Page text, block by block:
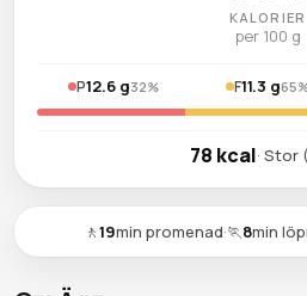
KALORIER
per 100 g
P12.6 g32% F11.3 g
78 kcal· Stor
🚶19min promenad·🏃8min